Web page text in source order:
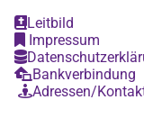
Leitbild
Impressum

Bankverbindung
Adressen/